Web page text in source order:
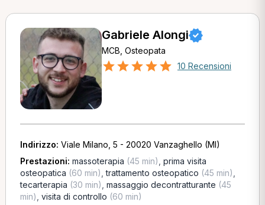
Gabriele Alongi
MCB, Osteopata
10 Recensioni
Indirizzo: Viale Milano, 5 - 20020 Vanzaghello (MI)
Prestazioni: massoterapia (45 min) prima visita
osteopatica (60 min) ,trattamento osteopatico (45 min)
tecarterapia (30 min) massaggio decontratturante (45
min) visita di controllo (60 min)